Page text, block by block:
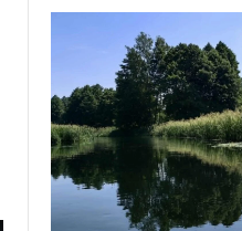
wśród
[wideo]